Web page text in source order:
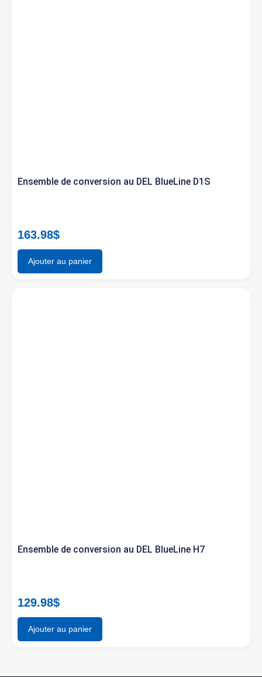
Ensemble de conversion au DEL BlueLine D1S
163.98$
Ajouter au panier
Ensemble de conversion au DEL BlueLine H7
129.98$
Ajouter au panier